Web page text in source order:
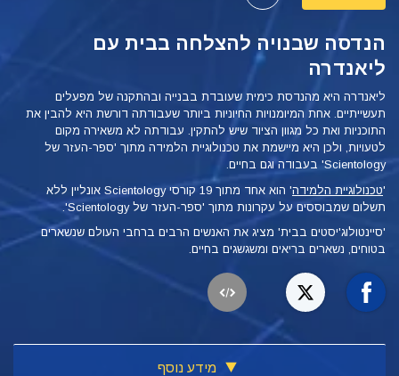
הנדסה שבנויה להצלחה בבית עם
ליאנדרה
ליאנדרה היא מהנדסת כימית שעובדת בבנייה ובהתקנה של מפעלים
תעשייתיים. אחת המיומנויות החיוניות ביותר שעבודתה דורשת היא להבין את
התוכניות ואת כל מגוון הציוד שיש להתקין. עבודתה לא משאירה מקום
לטעויות, ולכן היא מיישמת את טכנולוגיית הלמידה מתוך 'ספר-העזר של
Scientology' בעבודה וגם בחיים.
'טכנולוגיית הלמידה'
הוא אחד מתוך 19 קורסי Scientology אונליין ללא
תשלום שמבוססים על עקרונות מתוך 'ספר-העזר של Scientology'.
'סיינטולוג'יסטים בבית' מציג את האנשים הרבים ברחבי העולם שנשארים
בטוחים, נשארים בריאים ומשגשגים בחיים.
מידע נוסף